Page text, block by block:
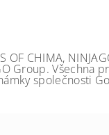
CHIMA,
Group. Všechna
společnosti